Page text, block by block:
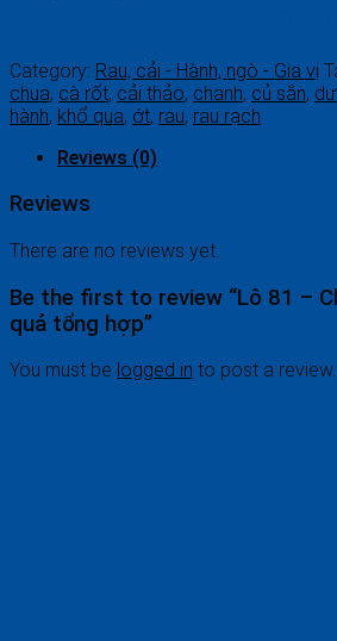
Category: Rau, cải - Hành, ngò - Gia vị
chua, cà rốt, cải thảo, chanh, củ sắn,
hành, khổ qua, ớt, rau, rau rạch
Reviews (0)
Reviews
There are no reviews yet.
Be the first to review “Lô 81 –
quả tổng hợp”
You must be logged in to post a review.